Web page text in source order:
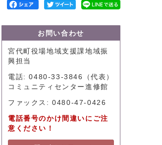
お問い合わせ
宮代町役場地域支援課地域振
興担当
電話: 0480-33-3846（代表）
コミュニティセンター進修館
ファックス: 0480-47-0426
電話番号のかけ間違いにご注
意ください！